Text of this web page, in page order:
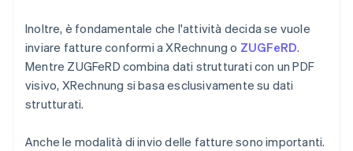
Inoltre, è fondamentale che l'attività decida se vuole
inviare fatture conformi a XRechnung o ZUGFeRD.
Mentre ZUGFeRD combina dati strutturati con un PDF
visivo, XRechnung si basa esclusivamente su dati
strutturati.
Anche le modalità di invio delle fatture sono importanti.